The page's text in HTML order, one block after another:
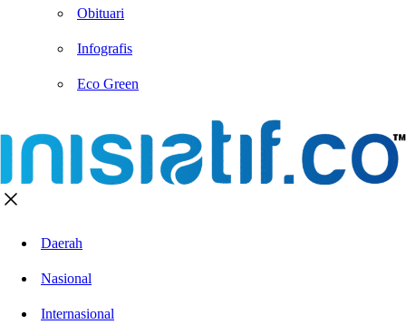
Obituari
Infografis
Eco Green
Daerah
Nasional
Internasional